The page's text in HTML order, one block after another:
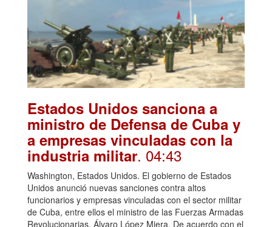
Estados Unidos sanciona a
ministro de Defensa de Cuba y
a empresas vinculadas con la
industria militar. 04:43
Washington, Estados Unidos. El gobierno de Estados
Unidos anunció nuevas sanciones contra altos
funcionarios y empresas vinculadas con el sector militar
de Cuba, entre ellos el ministro de las Fuerzas Armadas
Revolucionarias, Álvaro López Miera. De acuerdo con el